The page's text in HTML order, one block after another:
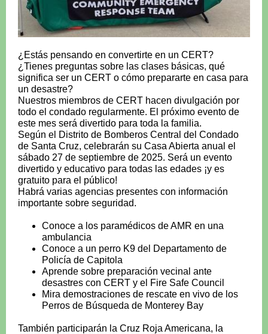
¿Estás pensando en convertirte en un CERT?
¿Tienes preguntas sobre las clases básicas, qué
significa ser un CERT o cómo prepararte en casa para
un desastre?
Nuestros miembros de CERT hacen divulgación por
todo el condado regularmente. El próximo evento de
este mes será divertido para toda la familia.
Según el Distrito de Bomberos Central del Condado
de Santa Cruz, celebrarán su Casa Abierta anual el
sábado 27 de septiembre de 2025. Será un evento
divertido y educativo para todas las edades ¡y es
gratuito para el público!
Habrá varias agencias presentes con información
importante sobre seguridad.
Conoce a los paramédicos de AMR en una
ambulancia
Conoce a un perro K9 del Departamento de
Policía de Capitola
Aprende sobre preparación vecinal ante
desastres con CERT y el Fire Safe Council
Mira demostraciones de rescate en vivo de los
Perros de Búsqueda de Monterey Bay
También participarán la Cruz Roja Americana, la